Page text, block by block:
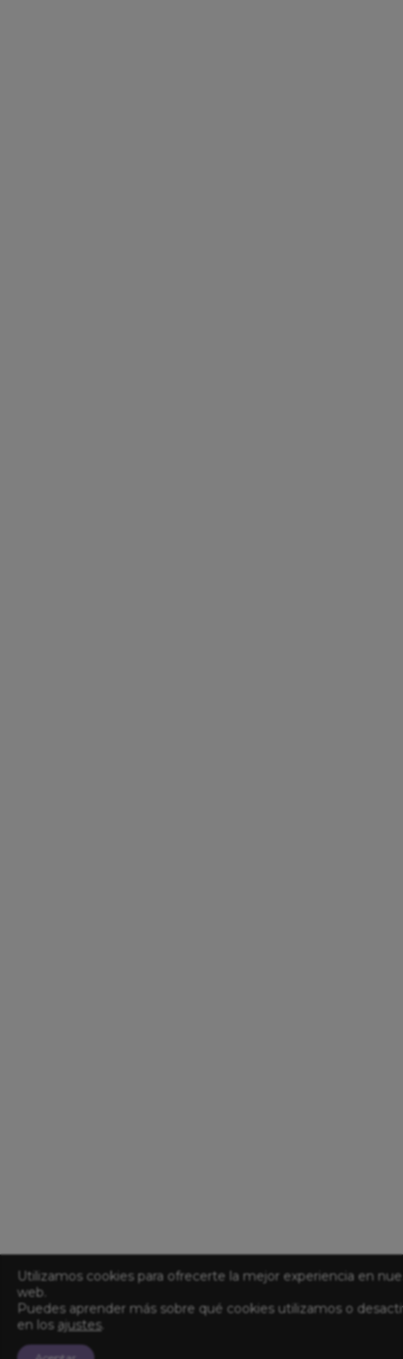
Utilizamos cookies para ofrecerte la mejor experiencia en
web.
Puedes aprender más sobre qué cookies utilizamos o
en los ajustes.